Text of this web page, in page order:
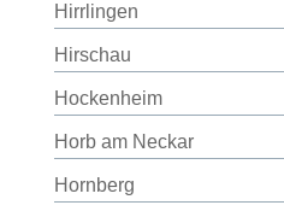
Hirrlingen
Hirschau
Hockenheim
Horb am Neckar
Hornberg